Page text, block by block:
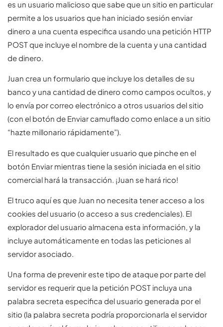
es un usuario malicioso que sabe que un sitio en particular
permite a los usuarios que han iniciado sesión enviar
dinero a una cuenta especifica usando una petición HTTP
POST que incluye el nombre de la cuenta y una cantidad
de dinero.
Juan crea un formulario que incluye los detalles de su
banco y una cantidad de dinero como campos ocultos, y
lo envía por correo electrónico a otros usuarios del sitio
(con el botón de Enviar camuflado como enlace a un sitio
“hazte millonario rápidamente”).
El resultado es que cualquier usuario que pinche en el
botón Enviar mientras tiene la sesión iniciada en el sitio
comercial hará la transacción. ¡Juan se hará rico!
El truco aquí es que Juan no necesita tener acceso a los
cookies del usuario (o acceso a sus credenciales). El
explorador del usuario almacena esta información, y la
incluye automáticamente en todas las peticiones al
servidor asociado.
Una forma de prevenir este tipo de ataque por parte del
servidor es requerir que la petición POST incluya una
palabra secreta especifica del usuario generada por el
sitio (la palabra secreta podría proporcionarla el servidor